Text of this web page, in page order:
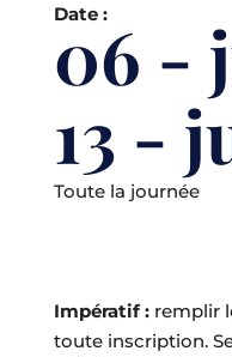
Date :
06 -
13 -
Toute la journée
Impératif :remplir
toute inscription.